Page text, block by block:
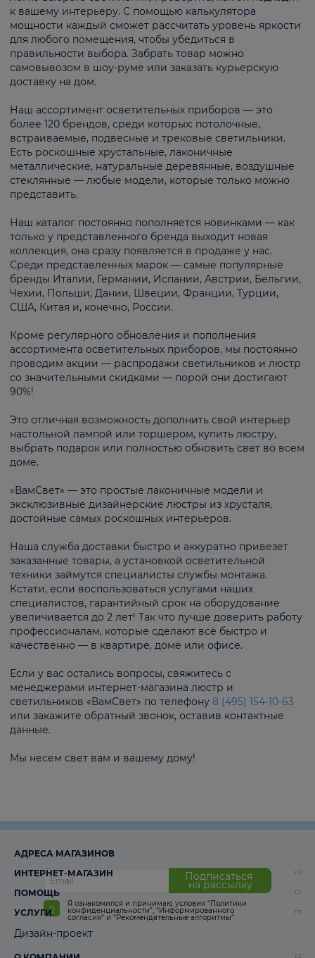
к вашему интерьеру. С помощью калькулятора
мощности каждый сможет рассчитать уровень яркости
для любого помещения, чтобы убедиться в
правильности выбора. Забрать товар можно
самовывозом в шоу-руме или заказать курьерскую
доставку на дом.
Наш ассортимент осветительных приборов — это
более 120 брендов, среди которых: потолочные,
встраиваемые, подвесные и трековые светильники.
Есть роскошные хрустальные, лаконичные
металлические, натуральные деревянные, воздушные
стеклянные — любые модели, которые только можно
представить.
Наш каталог постоянно пополняется новинками — как
только у представленного бренда выходит новая
коллекция, она сразу появляется в продаже у нас.
Среди представленных марок — самые популярные
бренды Италии, Германии, Испании, Австрии, Бельгии,
Чехии, Польши, Дании, Швеции, Франции, Турции,
США, Китая и, конечно, России.
Кроме регулярного обновления и пополнения
ассортимента осветительных приборов, мы постоянно
проводим акции — распродажи светильников и люстр
со значительными скидками — порой они достигают
90%!
Это отличная возможность дополнить свой интерьер
настольной лампой или торшером, купить люстру,
выбрать подарок или полностью обновить свет во всем
доме.
«ВамСвет» — это простые лаконичные модели и
эксклюзивные дизайнерские люстры из хрусталя,
достойные самых роскошных интерьеров.
Наша служба доставки быстро и аккуратно привезет
заказанные товары, а установкой осветительной
техники займутся специалисты службы монтажа.
Кстати, если воспользоваться услугами наших
специалистов, гарантийный срок на оборудование
увеличивается до 2 лет! Так что лучше доверить работу
профессионалам, которые сделают всё быстро и
качественно — в квартире, доме или офисе.
Если у вас остались вопросы, свяжитесь с
менеджерами интернет-магазина люстр и
светильников «ВамСвет» по телефону 8 (495) 154-10-63
или закажите обратный звонок, оставив контактные
данные.
Мы несем свет вам и вашему дому!
Подписаться
на рассылку
Я ознакомился и принимаю условия “Политики
конфиденциальности”, “Информированного
согласия“ и “Рекомендательные алгоритмы“
АДРЕСА МАГАЗИНОВ
ИНТЕРНЕТ-МАГАЗИН
ПОМОЩЬ
УСЛУГИ
Дизайн-проект